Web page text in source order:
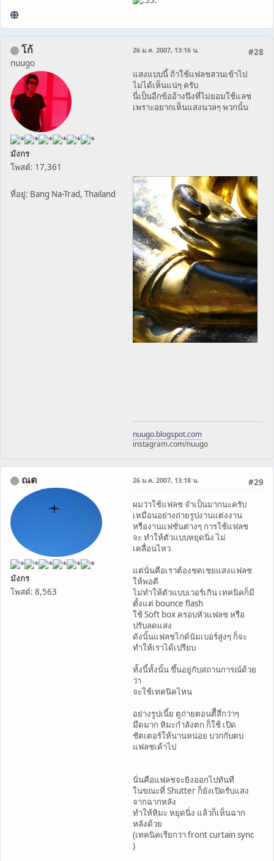
โก้
nuugo
มังกร
โพสต์: 17,361
ที่อยู่: Bang Na-Trad, Thailand
#28
26 ม.ค. 2007, 13:16 น.
แสงแบบนี้ ถ้าใช้แฟลชสวนเข้าไป
ไม่ได้เห็นแน่ๆ ครับ
นี่เป็นอีกข้ออ้างนึงที่ไม่ยอมใช้แลช
เพราะอยากเห็นแสงนวลๆ พวกนั้น
nuugo.blogspot.com
instagram.com/nuugo
ณต
มังกร
โพสต์: 8,563
#29
26 ม.ค. 2007, 13:18 น.
ผมว่าใช้แฟลช จำเป็นมากนะครับ
เหมือนอย่างถ่ายรูปงานแต่งงาน
หรืองานแฟชั่นต่างๆ การใช้แฟลช
จะ ทำให้ตัวแบบหยุดนิ่ง ไม่
เคลื่อนไหว
แต่นั่นคือเราต้องชดเชยแสงแฟลช
ให้พอดี
ไม่ทำให้ตัวแบบเวอร์เกิน เทคนิคก็มี
ตั้งแต่ bounce flash
ใช้ Soft box ครอบหัวแฟลช หรือ
ปรับลดแสง
ดังนั้นแฟลชไกด์นัมเบอร์สูงๆ ก็จะ
ทำให้เราได้เปรียบ
ทั้งนี้ทั้งนั้น ขึ้นอยู่กับสถานการณ์ด้วย
ว่า
จะใช้เทคนิคไหน
อย่างรูปเนี้ย ตูถ่ายตอนตีีสี่กว่าๆ
มืดมาก หิมะกำลังตก ก็ใช้ เปิด
ชัตเตอร์ให้นานหน่อย บวกกับตบ
แฟลชเค้าไป
นั่นคือแฟลชจะยิงออกไปทันที
ในขณะที่ Shutter ก็ยังเปิดรับแสง
จากฉากหลัง
ทำให้หิมะ หยุดนิ่ง แล้วก็เห็นฉาก
หลังด้วย
(เทคนิคเรียกว่า front curtain sync
)